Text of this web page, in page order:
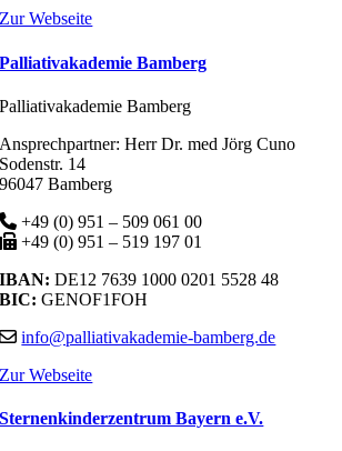
Zur Webseite
Palliativakademie Bamberg
Palliativakademie Bamberg
Ansprechpartner: Herr Dr. med Jörg Cuno
Sodenstr. 14
96047 Bamberg
+49 (0) 951 – 509 061 00
+49 (0) 951 – 519 197 01
IBAN:DE12 7639 1000 0201 5528 48
BIC:GENOF1FOH
info@palliativakademie-bamberg.de
Zur Webseite
Sternenkinderzentrum Bayern e.V.